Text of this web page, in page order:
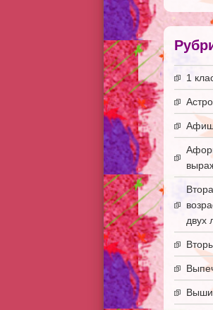
1
двух